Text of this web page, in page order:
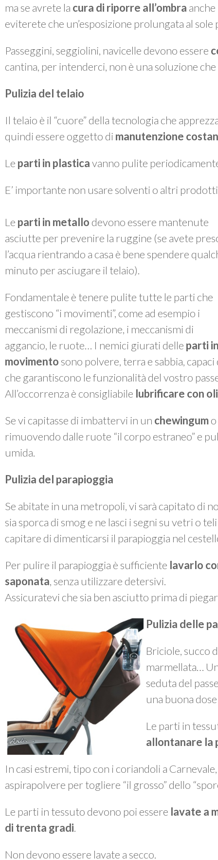
ma se avrete la cura di riporre all’ombra
eviterete che un’esposizione prolungata al sole
Passeggini, seggiolini, navicelle devono essere
cantina, per intenderci, non è una soluzione
Pulizia del telaio
Il telaio è il “cuore” della tecnologia che
quindi essere oggetto di manutenzione
Le parti in plasticavanno pulite
E’ importante non usare solventi o altri
Le parti in metallo devono essere mantenute
asciutte per prevenire la ruggine (se avete
l’acqua rientrando a casa è bene spendere
minuto per asciugare il telaio).
Fondamentale è tenere pulite tutte le parti che
gestiscono “i movimenti”, come ad esempio i
meccanismi di regolazione, i meccanismi di
aggancio, le ruote… I nemici giurati delle parti
movimento sono polvere, terra e sabbia,
che garantiscono le funzionalità del vostro
All’occorrenza è consigliabile lubrificare con
Se vi capitasse di imbattervi in un chewingumo
rimuovendo dalle ruote “il corpo estraneo” e
umida.
Pulizia del parapioggia
Se abitate in una metropoli, vi sarà capitato di
sia sporca di smog e ne lasci i segni su vetri o
capitare di dimenticarsi il parapioggia nel
Per pulire il parapioggia è sufficiente lavarlo
saponata, senza utilizzare detersivi.
Assicuratevi che sia ben asciutto prima di
Pulizia delle
Briciole, succo
marmellata…
seduta del
una buona
Le parti in
allontanare la
In casi estremi, tipo con i coriandoli a
aspirapolvere per togliere “il grosso” dello
Le parti in tessuto devono poi essere lavate a
di trenta gradi.
Non devono essere lavate a secco.